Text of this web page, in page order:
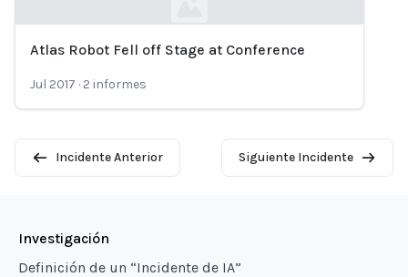
Atlas Robot Fell off Stage at Conference
Jul 2017 · 2 informes
Incidente Anterior Siguiente Incidente
Investigación
Definición de un “Incidente de IA”